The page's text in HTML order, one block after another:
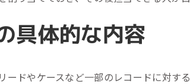
具体的な内容
ードやケースなど一部のレコードに対